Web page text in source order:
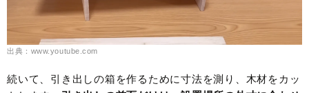
出典：www.youtube.com
続いて、引き出しの箱を作るために寸法を測り、木材をカッ